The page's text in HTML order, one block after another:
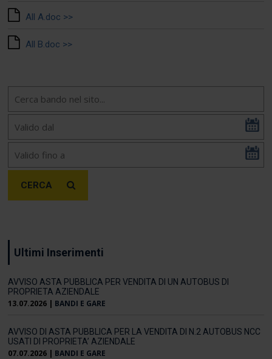
All A.doc >>
All B.doc >>
CERCA
Ultimi Inserimenti
AVVISO ASTA PUBBLICA PER VENDITA DI UN AUTOBUS DI
PROPRIETA AZIENDALE
13.07.2026 | BANDI E GARE
AVVISO DI ASTA PUBBLICA PER LA VENDITA DI N.2 AUTOBUS NCC
USATI DI PROPRIETA’ AZIENDALE
07.07.2026 | BANDI E GARE